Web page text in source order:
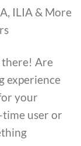
ILIA & More
there! Are
experience
your
time user or